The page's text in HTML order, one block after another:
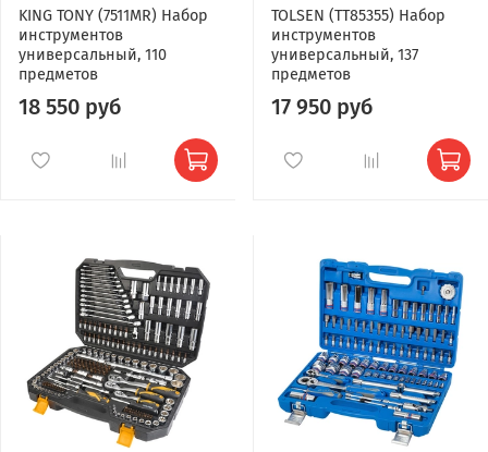
KING TONY (7511MR) Набор
инструментов
универсальный, 110
предметов
18 550 руб
TOLSEN (TT85355) Набор
инструментов
универсальный, 137
предметов
17 950 руб